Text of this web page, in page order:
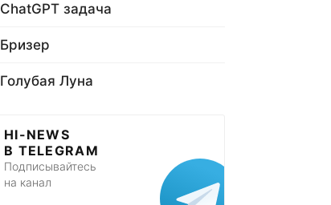
ChatGPT задача
Бризер
Голубая Луна
HI-NEWS
В TELEGRAM
Подписывайтесь
на канал